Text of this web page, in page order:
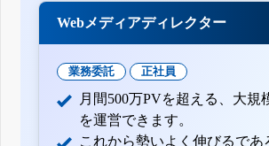
Webメディアディレクター
業務委託 正社員
月間500万PVを超える、大規
を運営できます。
これから勢いよく伸びるであ